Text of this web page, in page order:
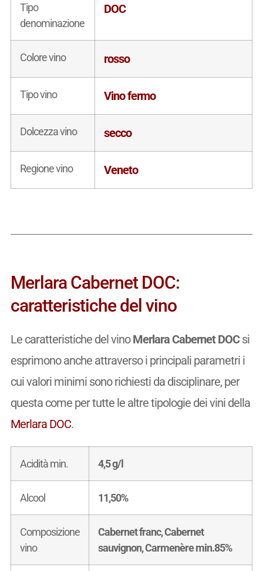
Tipo
denominazione
DOC
Colore vino rosso
Tipo vino Vino fermo
Dolcezza vino secco
Regione vino Veneto
Merlara Cabernet DOC:
caratteristiche del vino
Le caratteristiche del vinoMerlara Cabernet DOCsi
esprimono anche attraverso i principali parametri i
cui valori minimi sono richiesti da disciplinare, per
questa come per tutte le altre tipologie dei vini della
Merlara DOC.
Acidità min. 4,5 g/l
Alcool 11,50%
Composizione
vino
Cabernet franc, Cabernet
sauvignon, Carmenère min.85%